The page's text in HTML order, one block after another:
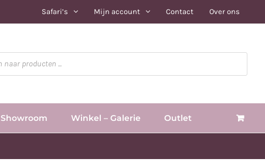
Safari’s Mijn account Contact Over ons
Showroom Winkel – Galerie Outlet